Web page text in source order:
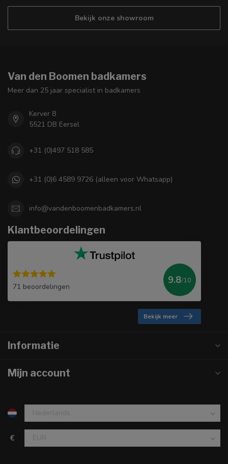
Bekijk onze showroom
Van den Boomen badkamers
Meer dan 25 jaar specialist in badkamers
Kerver 8
5521 DB Eersel
+31 (0)497 518 585
+31 (0)6 4589 9726 (alleen voor Whatsapp)
info@vandenboomenbadkamers.nl
Klantbeoordelingen
71 beoordelingen
9.8/10
Bekijk meer
Informatie
Mijn account
€